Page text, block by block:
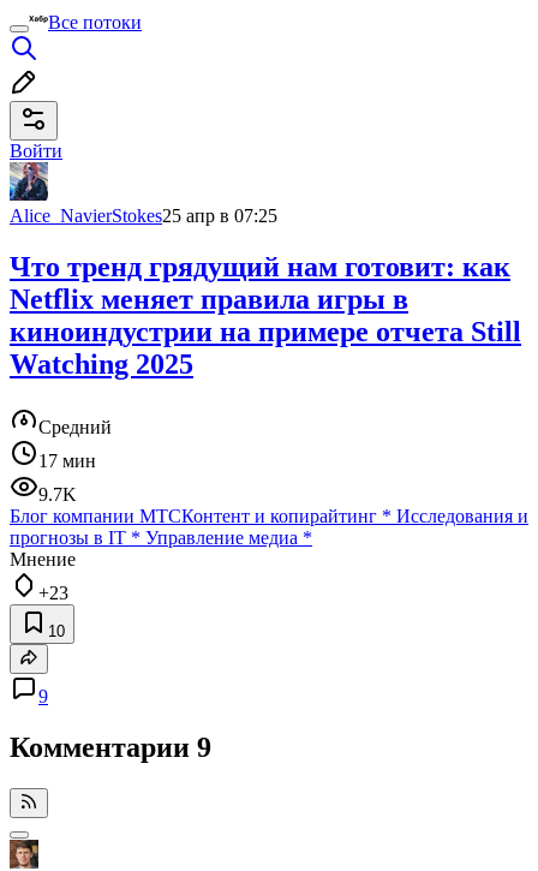
Все потоки
Войти
Alice_NavierStokes25 апр в 07:25
Что тренд грядущий нам готовит: как
Netflix меняет правила игры в
киноиндустрии на примере отчета Still
Watching 2025
Средний
17 мин
9.7K
Блог компании МТСКонтент и копирайтинг * Исследования и
прогнозы в IT * Управление медиа *
Мнение
+23
10
9
Комментарии 9